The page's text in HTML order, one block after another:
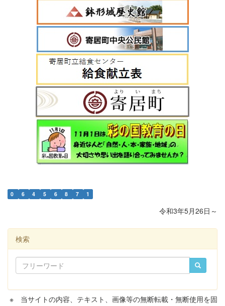
0 6 4 5 6 8 7 1
令和3年5月26日～
検索
※ 当サイトの内容、テキスト、画像等の無断転載・無断使用を固